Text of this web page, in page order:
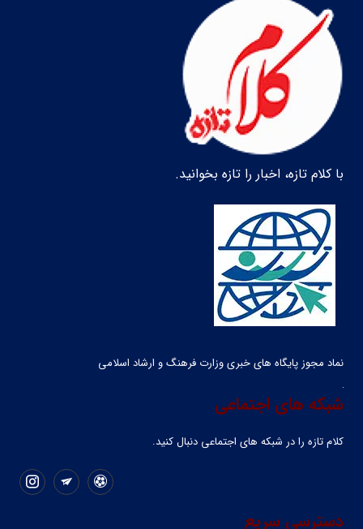
با کلام تازه، اخبار را تازه بخوانید.
نماد مجوز پایگاه های خبری وزارت فرهنگ و ارشاد اسلامی
شبکه های اجتماعی
کلام تازه را در شبکه ‌های اجتماعی دنبال کنید.
دسترسی سریع